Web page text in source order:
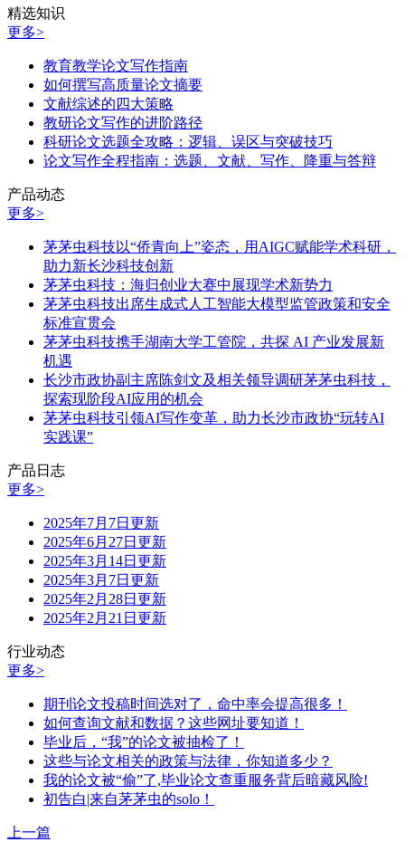
精选知识
更多>
教育教学论文写作指南
如何撰写高质量论文摘要
文献综述的四大策略
教研论文写作的进阶路径
科研论文选题全攻略：逻辑、误区与突破技巧
论文写作全程指南：选题、文献、写作、降重与答辩
产品动态
更多>
茅茅虫科技以“侨青向上”姿态，用AIGC赋能学术科研，
助力新长沙科技创新
茅茅虫科技：海归创业大赛中展现学术新势力
茅茅虫科技出席生成式人工智能大模型监管政策和安全
标准宣贯会
茅茅虫科技携手湖南大学工管院，共探 AI 产业发展新
机遇
长沙市政协副主席陈剑文及相关领导调研茅茅虫科技，
探索现阶段AI应用的机会
茅茅虫科技引领AI写作变革，助力长沙市政协“玩转AI
实践课”
产品日志
更多>
2025年7月7日更新
2025年6月27日更新
2025年3月14日更新
2025年3月7日更新
2025年2月28日更新
2025年2月21日更新
行业动态
更多>
期刊论文投稿时间选对了，命中率会提高很多！
如何查询文献和数据？这些网址要知道！
毕业后，“我”的论文被抽检了！
这些与论文相关的政策与法律，你知道多少？
我的论文被“偷”了,毕业论文查重服务背后暗藏风险!
初告白|来自茅茅虫的solo！
上一篇